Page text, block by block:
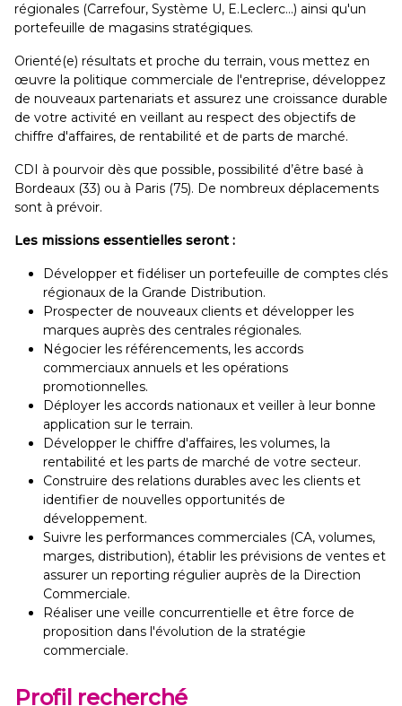
régionales (Carrefour, Système U, E.Leclerc…) ainsi qu'un
portefeuille de magasins stratégiques.
Orienté(e) résultats et proche du terrain, vous mettez en
œuvre la politique commerciale de l'entreprise, développez
de nouveaux partenariats et assurez une croissance durable
de votre activité en veillant au respect des objectifs de
chiffre d'affaires, de rentabilité et de parts de marché.
CDI à pourvoir dès que possible, possibilité d’être basé à
Bordeaux (33) ou à Paris (75). De nombreux déplacements
sont à prévoir.
Les missions essentielles seront :
Développer et fidéliser un portefeuille de comptes clés
régionaux de la Grande Distribution.
Prospecter de nouveaux clients et développer les
marques auprès des centrales régionales.
Négocier les référencements, les accords
commerciaux annuels et les opérations
promotionnelles.
Déployer les accords nationaux et veiller à leur bonne
application sur le terrain.
Développer le chiffre d'affaires, les volumes, la
rentabilité et les parts de marché de votre secteur.
Construire des relations durables avec les clients et
identifier de nouvelles opportunités de
développement.
Suivre les performances commerciales (CA, volumes,
marges, distribution), établir les prévisions de ventes et
assurer un reporting régulier auprès de la Direction
Commerciale.
Réaliser une veille concurrentielle et être force de
proposition dans l'évolution de la stratégie
commerciale.
Profil recherché